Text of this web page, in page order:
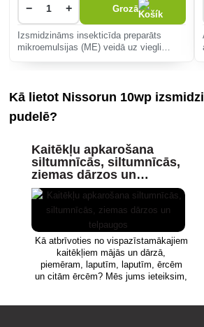
− + Grozā
Izsmidzināms insekticīda preparāts
mikroemulsijas (ME) veidā uz viegli
Kā lietot Nissorun 10wp
pudelē?
Kaitēkļu apkarošana
siltumnīcās, siltumnīcās,
ziemas dārzos un
telpaugos
Kā atbrīvoties no vispazīstamākajiem
kaitēkļiem mājās un dārzā,
piemēram, laputīm, laputīm, ērcēm
un citām ērcēm? Mēs jums ieteiksim,